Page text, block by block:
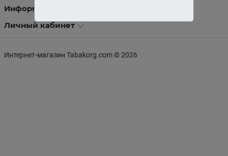
Информация
Личный кабинет
Интернет-магазин Tabakorg.com © 2026